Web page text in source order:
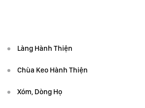
Làng Hành Thiện
Chùa Keo Hành Thiện
Xóm, Dòng Họ